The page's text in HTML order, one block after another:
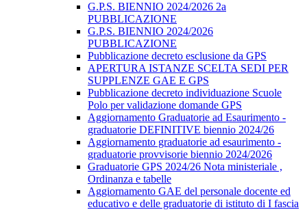
G.P.S. BIENNIO 2024/2026 2a
PUBBLICAZIONE
G.P.S. BIENNIO 2024/2026
PUBBLICAZIONE
Pubblicazione decreto esclusione da GPS
APERTURA ISTANZE SCELTA SEDI PER
SUPPLENZE GAE E GPS
Pubblicazione decreto individuazione Scuole
Polo per validazione domande GPS
Aggiornamento Graduatorie ad Esaurimento -
graduatorie DEFINITIVE biennio 2024/26
Aggiornamento graduatorie ad esaurimento -
graduatorie provvisorie biennio 2024/2026
Graduatorie GPS 2024/26 Nota ministeriale ,
Ordinanza e tabelle
Aggiornamento GAE del personale docente ed
educativo e delle graduatorie di istituto di I fascia